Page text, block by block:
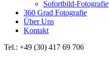
Sofortbild-Fotografie
360 Grad Fotografie
Über Uns
Kontakt
Tel.: +49 (30) 417 69 706